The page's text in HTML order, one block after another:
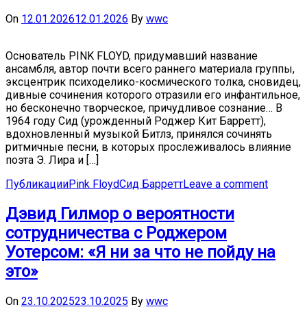
On 12.01.202612.01.2026 By wwc
Основатель PINK FLOYD, придумавший название
ансамбля, автор почти всего раннего материала группы,
эксцентрик психоделико-космического толка, сновидец,
дивные сочинения которого отразили его инфантильное,
но бесконечно творческое, причудливое сознание… В
1964 году Сид (урожденный Роджер Кит Барретт),
вдохновленный музыкой Битлз, принялся сочинять
ритмичные песни, в которых прослеживалось влияние
поэта Э. Лира и […]
ПубликацииPink FloydСид БарреттLeave a comment
Дэвид Гилмор о вероятности
сотрудничества с Роджером
Уотерсом: «Я ни за что не пойду на
это»
On 23.10.202523.10.2025 By wwc